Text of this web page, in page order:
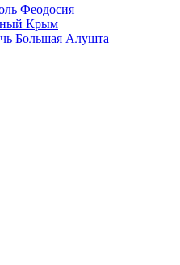
Феодосия
Крым
Большая Алушта